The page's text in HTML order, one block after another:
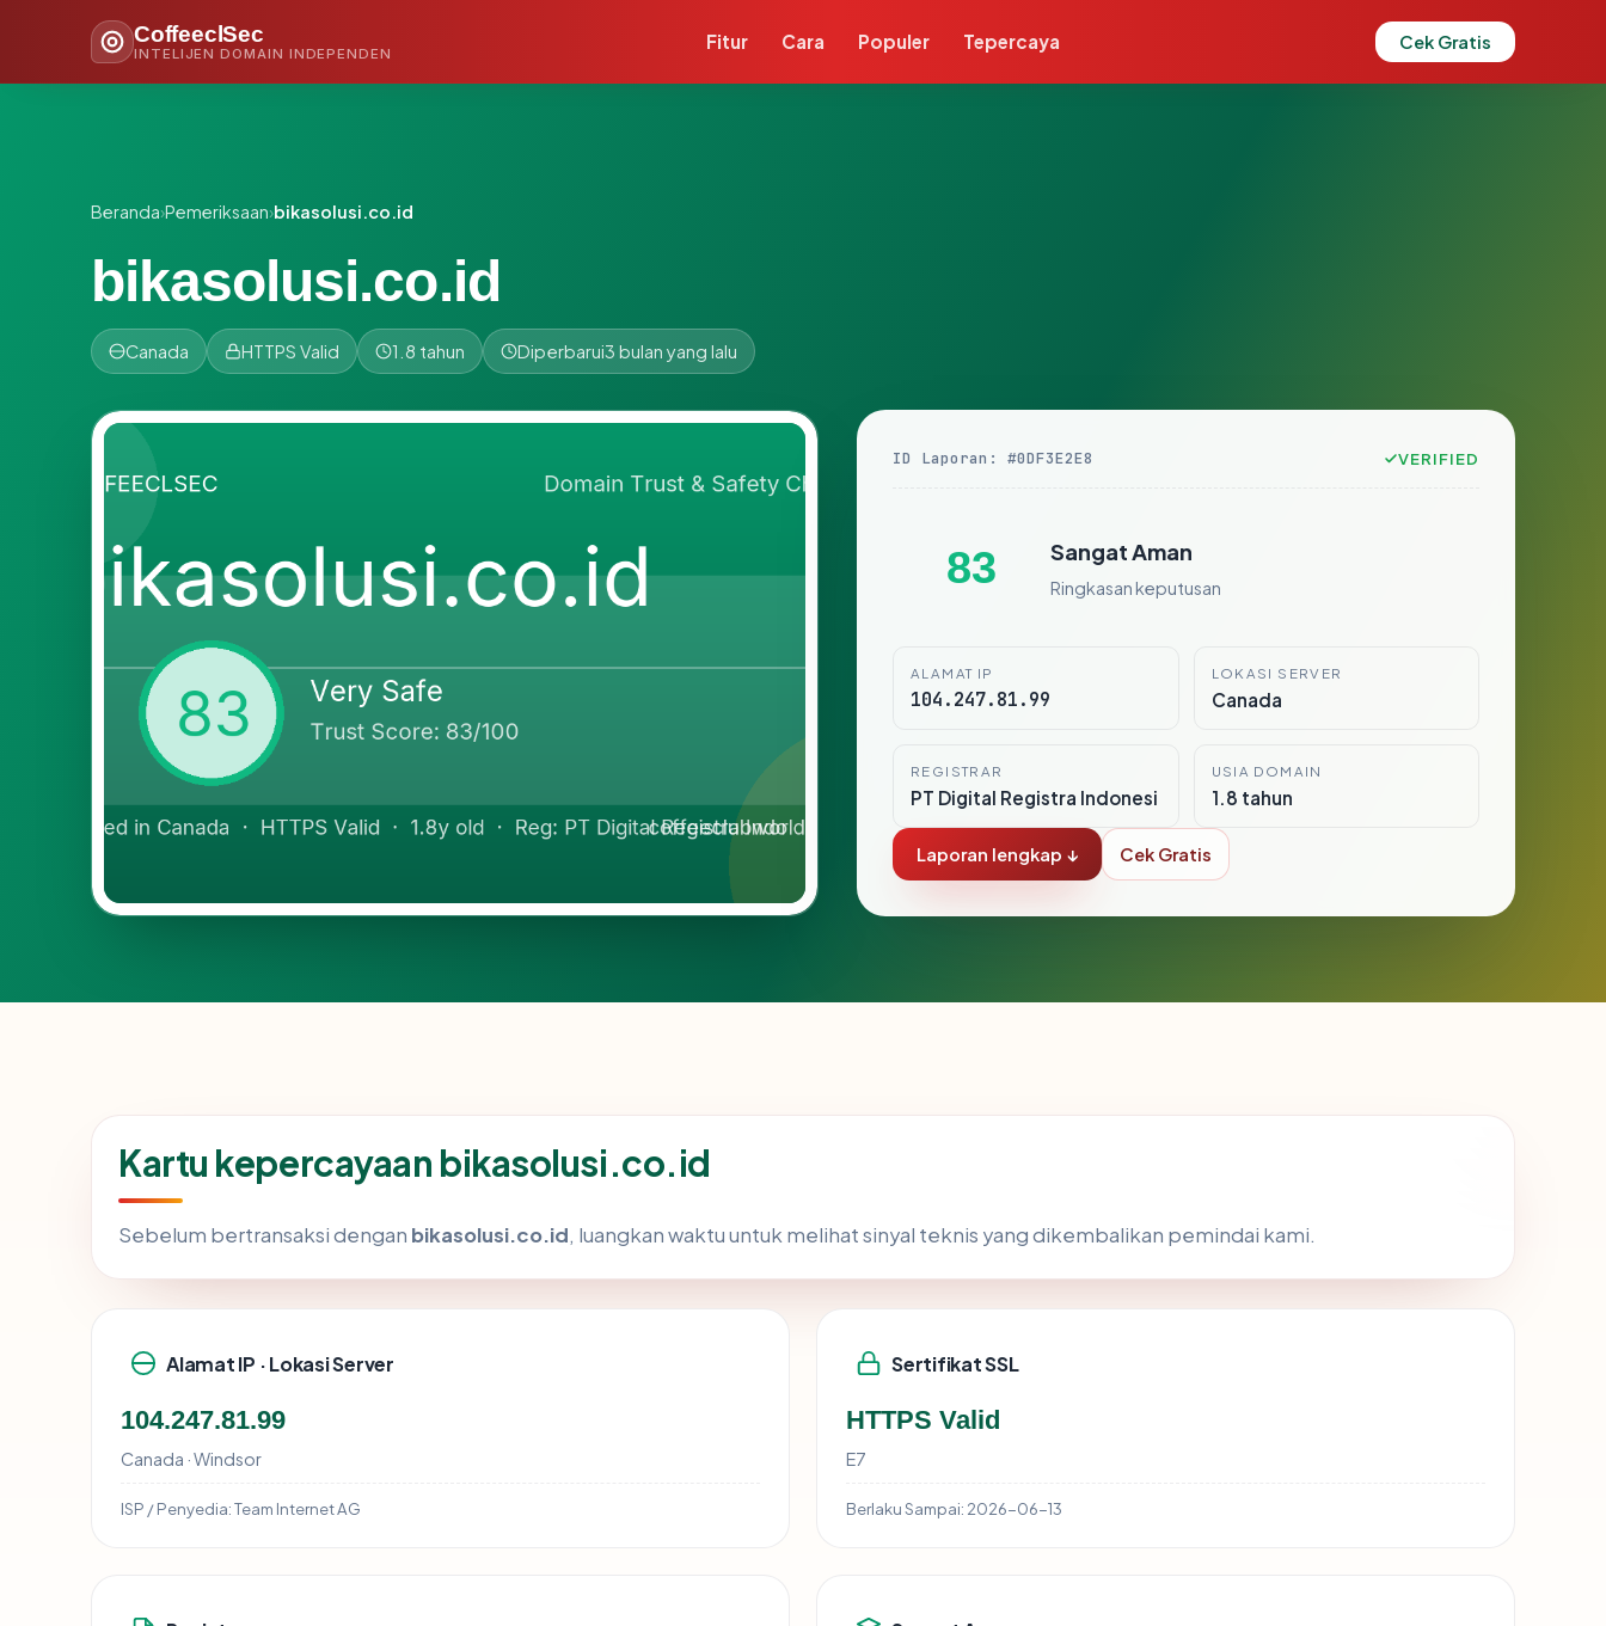
CoffeeclSec
INTELIJEN DOMAIN INDEPENDEN
Fitur Cara Populer Tepercaya Cek Gratis
Beranda›Pemeriksaan›bikasolusi.co.id
bikasolusi.co.id
Canada HTTPS Valid 1.8 tahun Diperbarui3 bulan yang lalu
ID Laporan: #0DF3E2E8 VERIFIED
83 Sangat Aman
Ringkasan keputusan
ALAMAT IP
104.247.81.99
LOKASI SERVER
Canada
REGISTRAR
PT Digital Registra Indonesi
USIA DOMAIN
1.8 tahun
Laporan lengkap ↓ Cek Gratis
Kartu kepercayaan bikasolusi.co.id
Sebelum bertransaksi dengan bikasolusi.co.id, luangkan waktu untuk melihat sinyal teknis yang dikembalikan pemindai kami.
Alamat IP · Lokasi Server
104.247.81.99
Canada · Windsor
ISP / Penyedia:Team Internet AG
Sertifikat SSL
HTTPS Valid
E7
Berlaku Sampai: 2026-06-13